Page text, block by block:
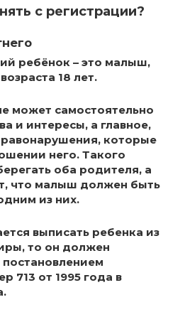
с регистрации?
ребёнок – это малыш,
18 лет.
может самостоятельно
и интересы, а главное,
которые
него. Такого
оба родителя, а
что малыш должен быть
из них.
выписать ребенка из
то он должен
постановлением
713 от 1995 года в